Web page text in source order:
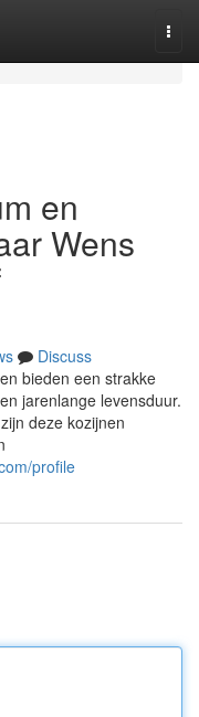
en
Wens
Discuss
bieden een strakke
jarenlange levensduur.
deze kozijnen
profile